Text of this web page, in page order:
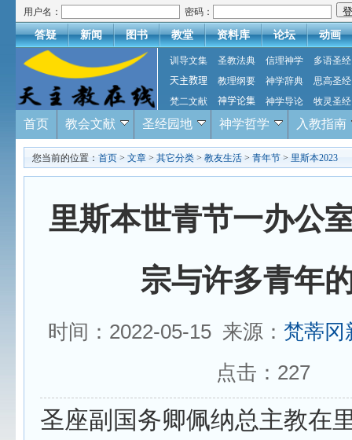
用户名： 密码：
答疑 新闻 图书 教堂 资料库 论坛 动画
训导文集 圣教法典 信理神学
多语圣经
天主教理
教理纲要 神学辞典
思高圣经
梵二文献
神学论集 神学导论 牧灵圣经
首页 教会文献 圣经园地 神学哲学 入教指南
您当前的位置： 首页 > 文章 > 其它分类 > 教友生活 > 青年节 > 里斯本2023
里斯本世青节一办公
宗与许多青年
时间：2022-05-15 来源： 梵蒂冈
点击： 227
圣座副国务卿佩纳总主教在